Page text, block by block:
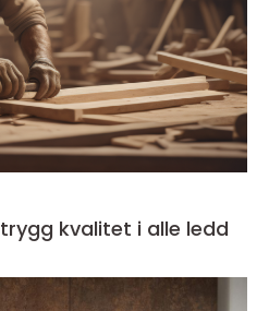
Snekker fredrikstad trygg kvalitet i alle ledd